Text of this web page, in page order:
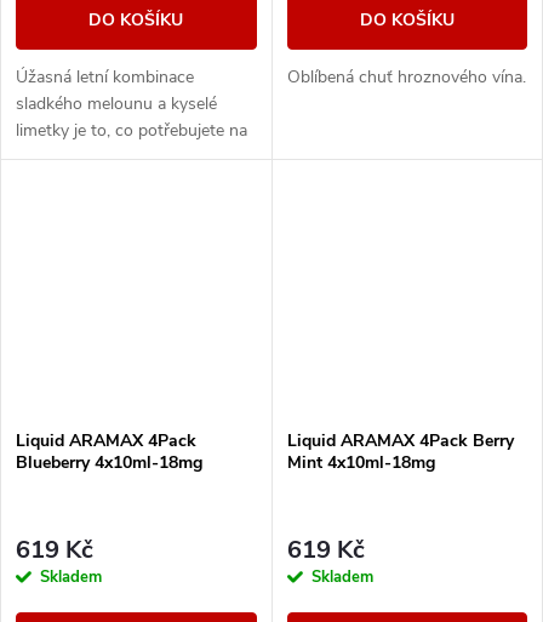
DO KOŠÍKU
Úžasná letní kombinace
sladkého melounu a kyselé
limetky je to, co potřebujete na
parné letní dny.
DO KOŠÍKU
Oblíbená chuť hroznového vína.
Liquid ARAMAX 4Pack
Blueberry 4x10ml-18mg
619 Kč
Skladem
Liquid ARAMAX 4Pack Berry
Mint 4x10ml-18mg
619 Kč
Skladem